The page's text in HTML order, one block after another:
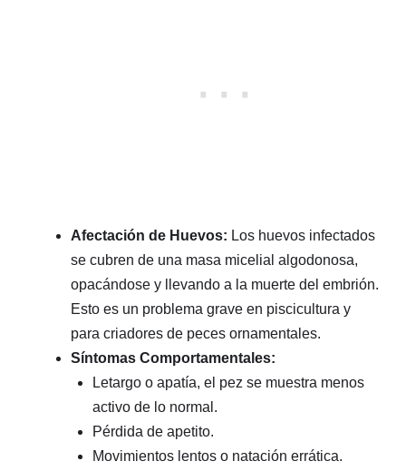
Afectación de Huevos: Los huevos infectados
se cubren de una masa micelial algodonosa,
opacándose y llevando a la muerte del embrión.
Esto es un problema grave en piscicultura y
para criadores de peces ornamentales.
Síntomas Comportamentales:
Letargo o apatía, el pez se muestra menos
activo de lo normal.
Pérdida de apetito.
Movimientos lentos o natación errática.